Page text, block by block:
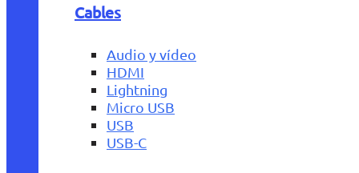
Cables
Audio y vídeo
HDMI
Lightning
Micro USB
USB
USB-C